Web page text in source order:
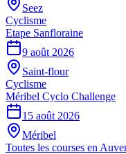
Seez
Cyclisme
Etape Sanfloraine
9 août 2026
Saint-flour
Cyclisme
Méribel Cyclo Challenge
15 août 2026
Méribel
Toutes les courses en